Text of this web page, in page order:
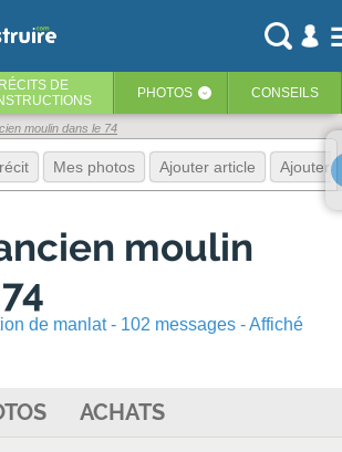
RÉCITS DE
PHOTOS ‹ CONSEILS
moulin dans le 74
Mes photos Ajouter article Ajouter
moulin
de manlat - 102 messages - Affiché
ACHATS